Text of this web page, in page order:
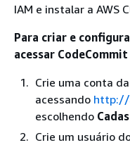
IAM e instalar a AWS
Para criar e
acessar CodeCommit
Crie uma conta
acessando http://
escolhendo
Crie um usuário